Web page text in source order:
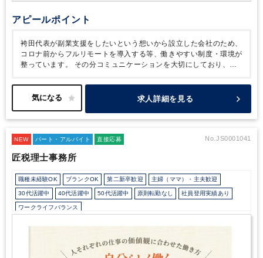
アピールポイント
袴田代表が副業支援をしたいという想いから設立した会社のため、
コロナ前からフルリモートを導入する等、働きやすい制度・環境が
整っています。
その分コミュニケーションを大切にしており、能
す。 働き方を変えたい方には大変おすすめの求人です。
求人詳細を見る
NEW パート・アルバイト 直接応募 No.JS0001041
匠税理士事務所
職種未経験OK ブランクOK 第二新卒歓迎 主婦（ママ）・主夫歓迎
30代活躍中 40代活躍中 50代活躍中 原則転勤なし 社員登用実績あり
ワークライフバランス
時短勤務の相談OK 勤務開始時間の相談OK 勤務終了時間の相談OK